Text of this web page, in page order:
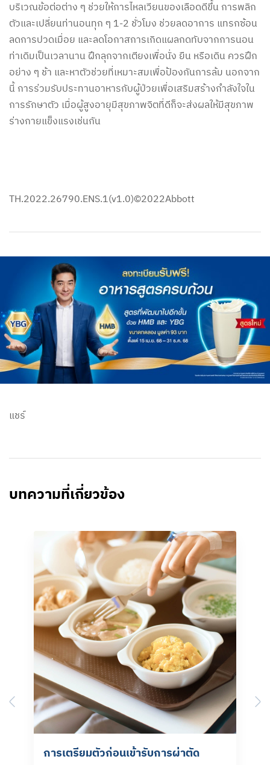
แชร์
บริเวณข้อต่อต่าง ๆ ช่วยให้การไหลเวียนของเลือดดีขึ้น การพลิก
ตัวและเปลี่ยนท่านอนทุก ๆ 1-2 ชั่วโมง ช่วยลดอาการ แทรกซ้อน
ลดการปวดเมื่อย และลดโอกาสการเกิดแผลกดทับจากการนอน
ท่าเดิมเป็นเวลานาน ฝึกลุกจากเตียงเพื่อนั่ง ยืน หรือเดิน ควรฝึก
อย่าง ๆ ช้า และหาตัวช่วยที่เหมาะสมเพื่อป้องกันการล้ม นอกจาก
นี้ การร่วมรับประทานอาหารกับผู้ป่วยเพื่อเสริมสร้างกำลังใจใน
การรักษาตัว เมื่อผู้สูงอายุมีสุขภาพจิตที่ดีก็จะส่งผลให้มีสุขภาพ
ร่างกายแข็งแรงเช่นกัน
TH.2022.26790.ENS.1(v1.0)©2022Abbott
บทความที่เกี่ยวข้อง
Previous
การเตรียมตัวก่อนเข้ารับการผ่าตัด